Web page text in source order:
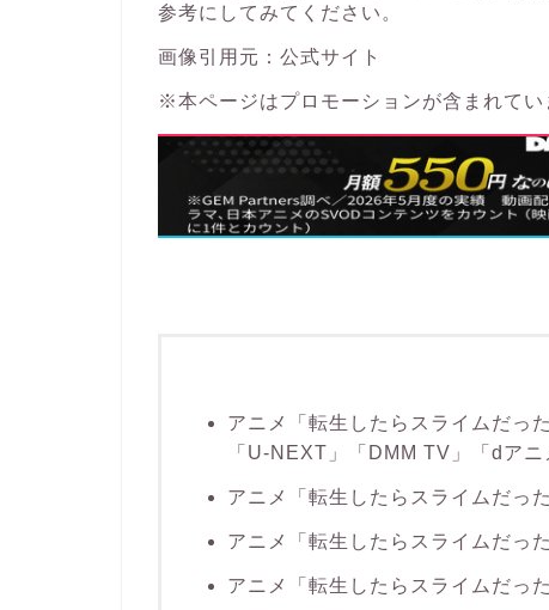
参考にしてみてください。
画像引用元： 公式サイト
※本ページはプロモーションが含まれてい
アニメ「転生したらスライムだっ
「U-NEXT」「DMM TV」「dアニ
アニメ「転生したらスライムだっ
アニメ「転生したらスライムだっ
アニメ「転生したらスライムだっ